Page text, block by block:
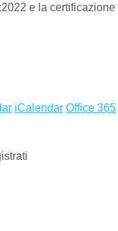
iCalendar Office 365